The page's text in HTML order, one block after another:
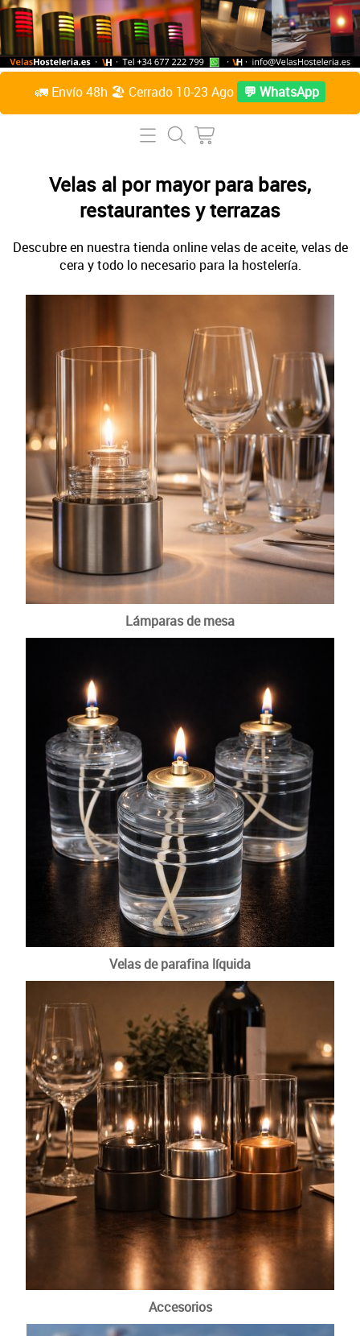
🚛 Envío 48h 🏖️ Cerrado 10-23 Ago 💬 WhatsApp
Inicio
Lámparas de mesa
Velas de parafina líquida
Accesorios
Velas taco
Otras velas tradicionales
Preguntas Frecuentes
Contacto
Sobre Nosotros
Acceder / Crear cuenta
Velas al por mayor para bares,
restaurantes y terrazas
Descubre en nuestra tienda online velas de aceite, velas de
cera y todo lo necesario para la hostelería.
Lámparas de mesa
Velas de parafina líquida
Accesorios